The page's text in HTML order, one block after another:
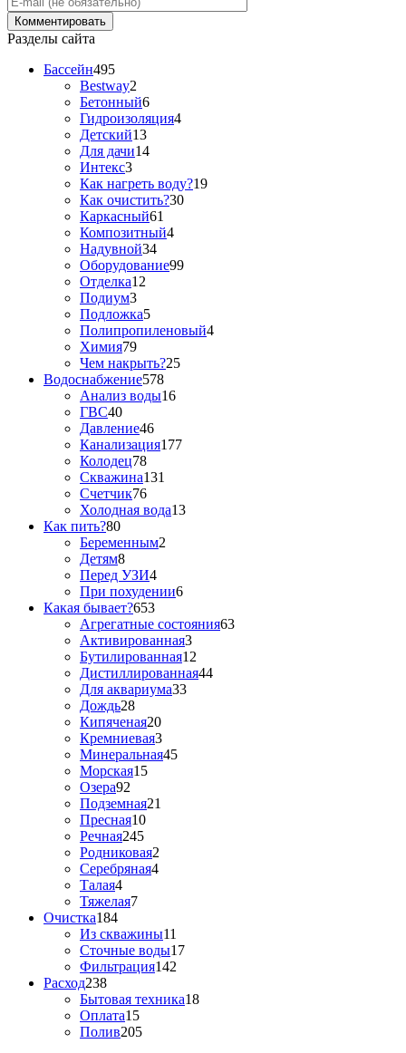
Разделы сайта
Бассейн495
Bestway2
Бетонный6
Гидроизоляция4
Детский13
Для дачи14
Интекс3
Как нагреть воду?19
Как очистить?30
Каркасный61
Композитный4
Надувной34
Оборудование99
Отделка12
Подиум3
Подложка5
Полипропиленовый4
Химия79
Чем накрыть?25
Водоснабжение578
Анализ воды16
ГВС40
Давление46
Канализация177
Колодец78
Скважина131
Счетчик76
Холодная вода13
Как пить?80
Беременным2
Детям8
Перед УЗИ4
При похудении6
Какая бывает?653
Агрегатные состояния63
Активированная3
Бутилированная12
Дистиллированная44
Для аквариума33
Дождь28
Кипяченая20
Кремниевая3
Минеральная45
Морская15
Озера92
Подземная21
Пресная10
Речная245
Родниковая2
Серебряная4
Талая4
Тяжелая7
Очистка184
Из скважины11
Сточные воды17
Фильтрация142
Расход238
Бытовая техника18
Оплата15
Полив205